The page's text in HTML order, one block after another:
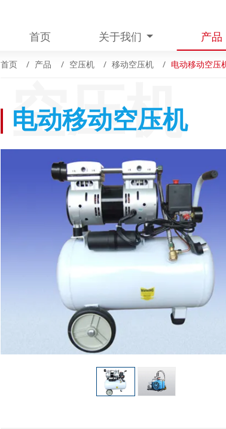
首页 关于我们 产品
首页 产品 空压机 移动空压机 电动移动空压
空压机
电动移动空压机